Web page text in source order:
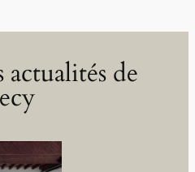
actualités de